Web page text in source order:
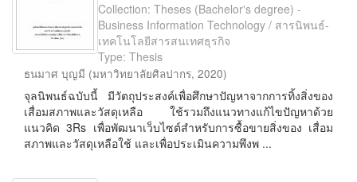
Collection: Theses (Bachelor's degree) -
Business Information Technology / สารนิพนธ์-
เทคโนโลยีสารสนเทศธุรกิจ
Type: Thesis
ธนมาศ บุญมี (มหาวิทยาลัยศิลปากร, 2020)
จุลนิพนธ์ฉบับนี้ มีวัตถุประสงค์เพื่อศึกษาปัญหาจากการทิ้งสิ่งของ
เสื่อมสภาพและวัสดุเหลือ ใช้รวมถึงแนวทางแก้ไขปัญหาด้วย
แนวคิด 3Rs เพื่อพัฒนาเว็บไซต์สําหรับการซื้อขายสิ่งของ เสื่อม
สภาพและวัสดุเหลือใช้ และเพื่อประเมินความพึงพ ...